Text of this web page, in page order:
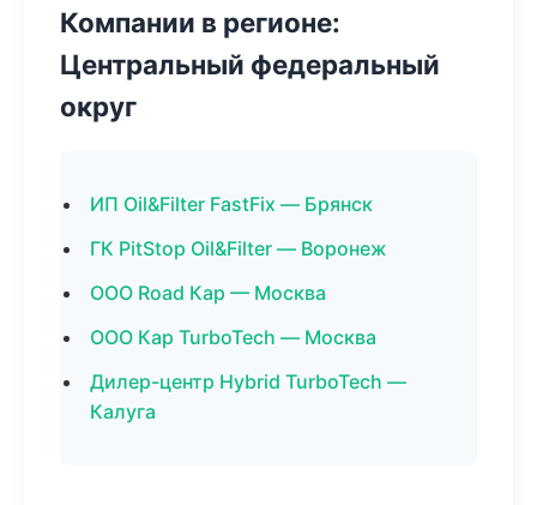
Компании в регионе:
Центральный федеральный
округ
ИП Oil&Filter FastFix — Брянск
ГК PitStop Oil&Filter — Воронеж
ООО Road Кар — Москва
ООО Кар TurboTech — Москва
Дилер-центр Hybrid TurboTech —
Калуга